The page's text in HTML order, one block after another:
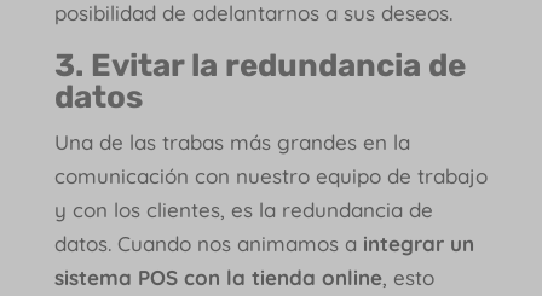
posibilidad de adelantarnos a sus deseos.
3. Evitar la redundancia de
datos
Una de las trabas más grandes en la
comunicación con nuestro equipo de trabajo
y con los clientes, es la redundancia de
datos. Cuando nos animamos a integrar un
sistema POS con la tienda online, esto